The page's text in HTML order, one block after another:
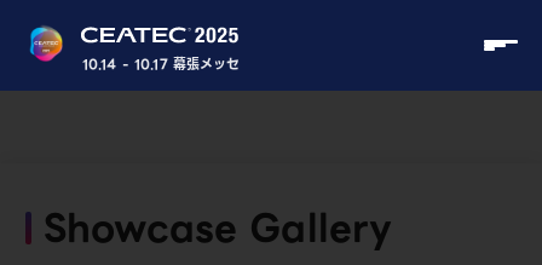
10.14 - 10.17 幕張メッセ
Showcase Gallery